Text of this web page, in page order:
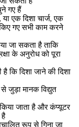
गए हैं
या एक दिशा चार्ज, एक
गए सभी काम करने
जा सकता है ताकि
के अनुरोध को पूरा
है कि दिशा जाने की दिशा
जुड़ा मानक विद्युत
जाता है और कंप्यूटर
है
रूप से गिना जा